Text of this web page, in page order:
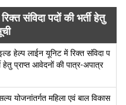
संविदा पदों की भर्ती हेतु
हेल्प लाईन यूनिट में रिक्त संविदा प
हेतु प्राप्त आवेदनों की पात्र-अपात्र
योजनांतर्गत महिला एवं बाल विकास